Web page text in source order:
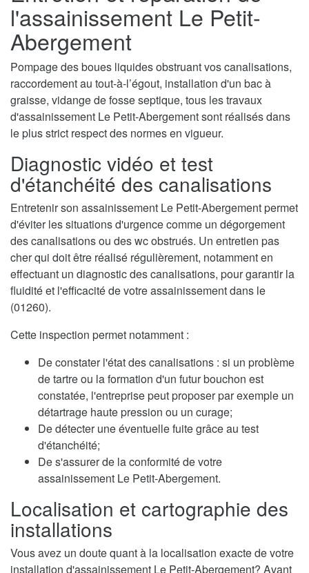
l'assainissement Le Petit-
Abergement
Pompage des boues liquides obstruant vos canalisations,
raccordement au tout-à-l’égout, installation d'un bac à
graisse, vidange de fosse septique, tous les travaux
d'assainissement Le Petit-Abergement sont réalisés dans
le plus strict respect des normes en vigueur.
Diagnostic vidéo et test
d'étanchéité des canalisations
Entretenir son assainissement Le Petit-Abergement permet
d'éviter les situations d'urgence comme un dégorgement
des canalisations ou des wc obstrués. Un entretien pas
cher qui doit être réalisé régulièrement, notamment en
effectuant un diagnostic des canalisations, pour garantir la
fluidité et l'efficacité de votre assainissement dans le
(01260).
Cette inspection permet notamment :
De constater l'état des canalisations : si un problème
de tartre ou la formation d'un futur bouchon est
constatée, l'entreprise peut proposer par exemple un
détartrage haute pression ou un curage;
De détecter une éventuelle fuite grâce au test
d'étanchéité;
De s'assurer de la conformité de votre
assainissement Le Petit-Abergement.
Localisation et cartographie des
installations
Vous avez un doute quant à la localisation exacte de votre
installation d'assainissement Le Petit-Abergement? Avant